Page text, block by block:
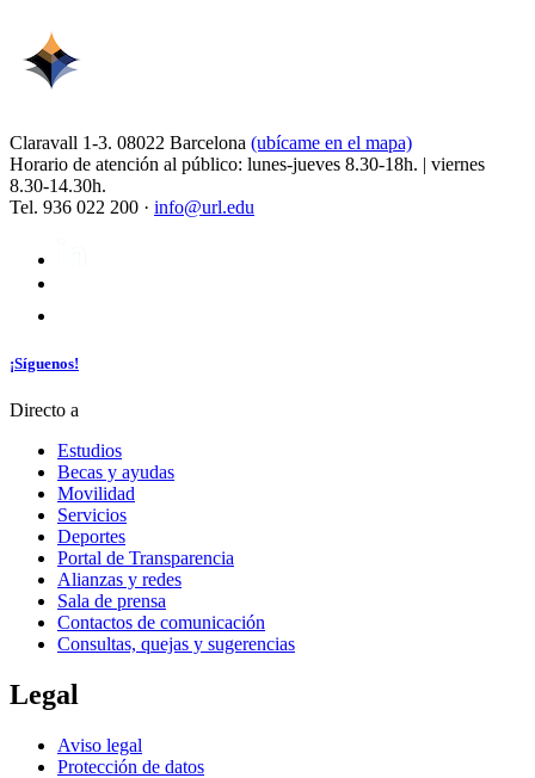
Claravall 1-3. 08022 Barcelona (ubícame en el mapa)
Horario de atención al público: lunes-jueves 8.30-18h. | viernes
8.30-14.30h.
Tel. 936 022 200 · info@url.edu
¡Síguenos!
Directo a
Estudios
Becas y ayudas
Movilidad
Servicios
Deportes
Portal de Transparencia
Alianzas y redes
Sala de prensa
Contactos de comunicación
Consultas, quejas y sugerencias
Legal
Aviso legal
Protección de datos